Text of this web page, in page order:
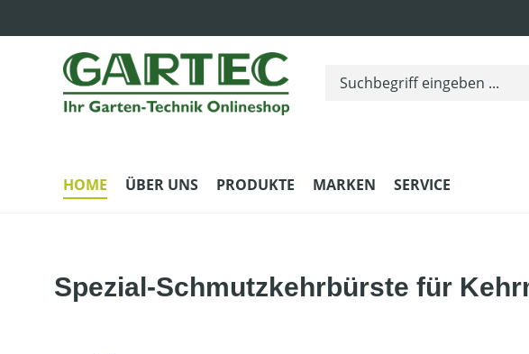
HOME ÜBER UNS PRODUKTE MARKEN SERVICE
Spezial-Schmutzkehrbürste für